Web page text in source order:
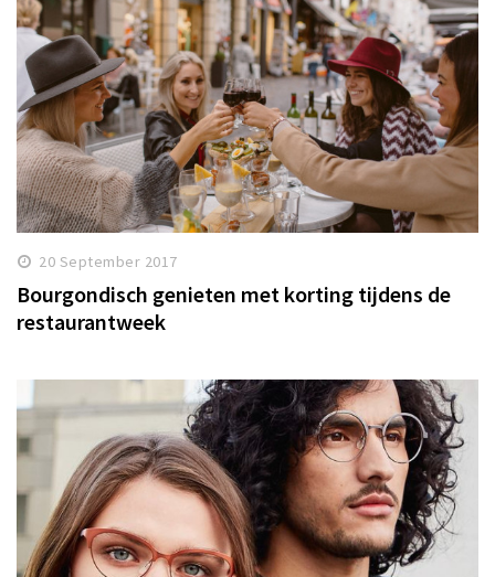
20 September 2017
Bourgondisch genieten met korting tijdens de
restaurantweek